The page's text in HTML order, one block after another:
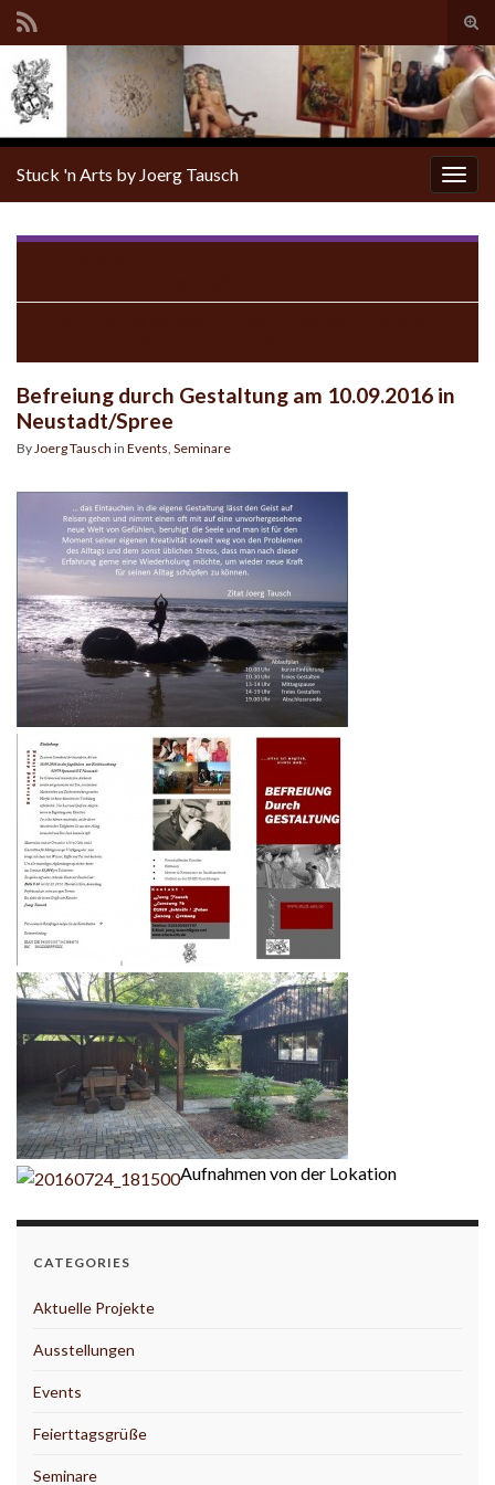
Stuck 'n Arts by Joerg Tausch
Befreiung durch Gestaltung am 10.09.2016 in
Neustadt/Spree
ByJoerg Tausch in Events, Seminare
Aufnahmen von der Lokation
CATEGORIES
Aktuelle Projekte
Ausstellungen
Events
Feierttagsgrüße
Seminare